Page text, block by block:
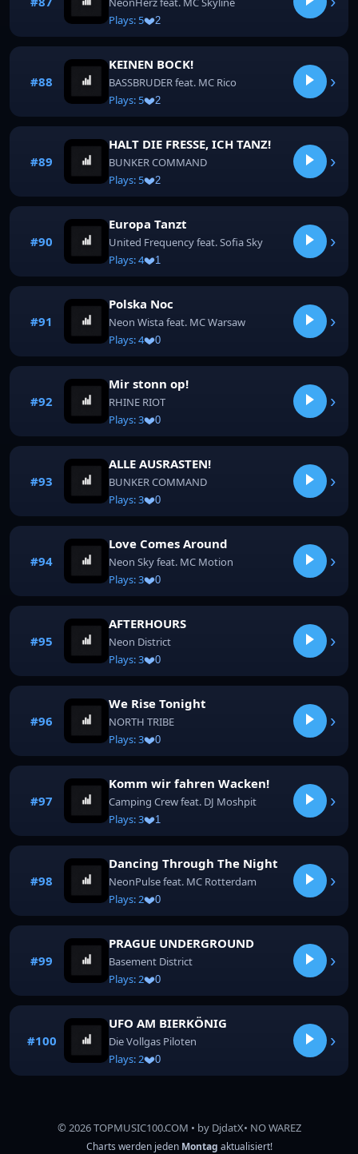
Plays: 5
2
#88
KEINEN BOCK!
BASSBRUDER feat. MC Rico
Plays: 5
2
›
#89
HALT DIE FRESSE, ICH TANZ!
BUNKER COMMAND
Plays: 5
2
›
#90
Europa Tanzt
United Frequency feat. Sofia Sky
Plays: 4
1
›
#91
Polska Noc
Neon Wista feat. MC Warsaw
Plays: 4
0
›
#92
Mir stonn op!
RHINE RIOT
Plays: 3
0
›
#93
ALLE AUSRASTEN!
BUNKER COMMAND
Plays: 3
0
›
#94
Love Comes Around
Neon Sky feat. MC Motion
Plays: 3
0
›
#95
AFTERHOURS
Neon District
Plays: 3
0
›
#96
We Rise Tonight
NORTH TRIBE
Plays: 3
0
›
#97
Komm wir fahren Wacken!
Camping Crew feat. DJ Moshpit
Plays: 3
1
›
#98
Dancing Through The Night
NeonPulse feat. MC Rotterdam
Plays: 2
0
›
#99
PRAGUE UNDERGROUND
Basement District
Plays: 2
0
›
#100
UFO AM BIERKÖNIG
Die Vollgas Piloten
Plays: 2
0
›
© 2026 TOPMUSIC100.COM • by DjdatX• NO WAREZ
Charts werden jeden Montag aktualisiert!